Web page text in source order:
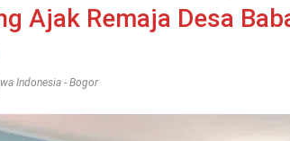
Ajak Remaja Desa
Indonesia - Bogor